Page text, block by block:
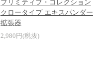
プリミティブ・コレクション
クロータイプ エキスパンダー
拡張器
2,980円(税抜)